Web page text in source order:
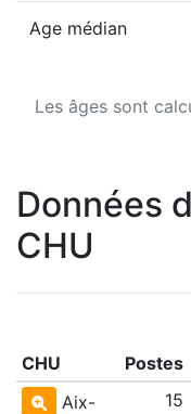
Les âges sont
Age médian
Données
CHU
CHU Postes
Aix-
15